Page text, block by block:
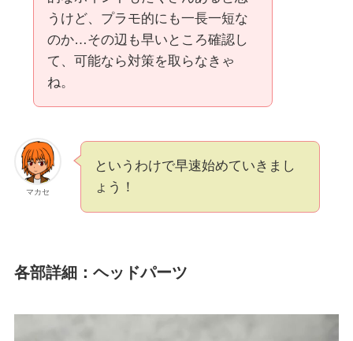
うけど、プラモ的にも一長一短な
のか…その辺も早いところ確認し
て、可能なら対策を取らなきゃ
ね。
マカセ
というわけで早速始めていきまし
ょう！
各部詳細：ヘッドパーツ